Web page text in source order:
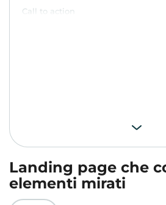
Call to action
Landing page che
elementi mirati